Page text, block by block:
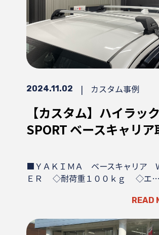
2024.11.02 | カスタム事例
【カスタム】ハイラッ
SPORT ベースキャリア
■ＹＡＫＩＭＡ ベースキャリア
ＥＲ ◇耐荷重１００ｋｇ ◇エ…
READ